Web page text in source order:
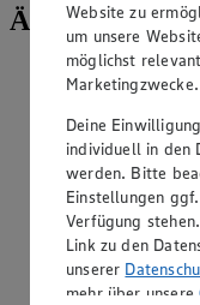
Ähnliche
Welches
hinter Slow
Kategorie:
Slow Food ist ein
Gegenbewegung
gerufen wurde.
Food profitieren
die Umwelt. Ziel
Website zu
um unsere
möglichst
Marketingzwecke.
Deine
individuell in den
werden. Bitte
Einstellungen
Verfügung
Link zu den
unserer
mehr über unsere